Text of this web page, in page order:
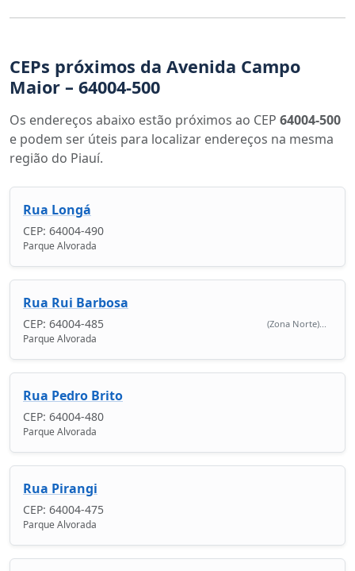
CEPs próximos da Avenida Campo
Maior – 64004-500
Os endereços abaixo estão próximos ao CEP 64004-500
e podem ser úteis para localizar endereços na mesma
região do Piauí.
Rua Longá
CEP: 64004-490
Parque Alvorada
Rua Rui Barbosa
CEP: 64004-485 (Zona Norte)...
Parque Alvorada
Rua Pedro Brito
CEP: 64004-480
Parque Alvorada
Rua Pirangi
CEP: 64004-475
Parque Alvorada